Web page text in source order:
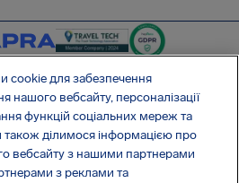
SocialTwitter
SocialInstagram
SocialLinkedin
БЕЗКОШТОВНИЙ ДОДАТОК
cookie для забезпечення
нашого вебсайту, персоналізації
функцій соціальних мереж та
також ділимося інформацією про
вебсайту з нашими партнерами
з реклами та